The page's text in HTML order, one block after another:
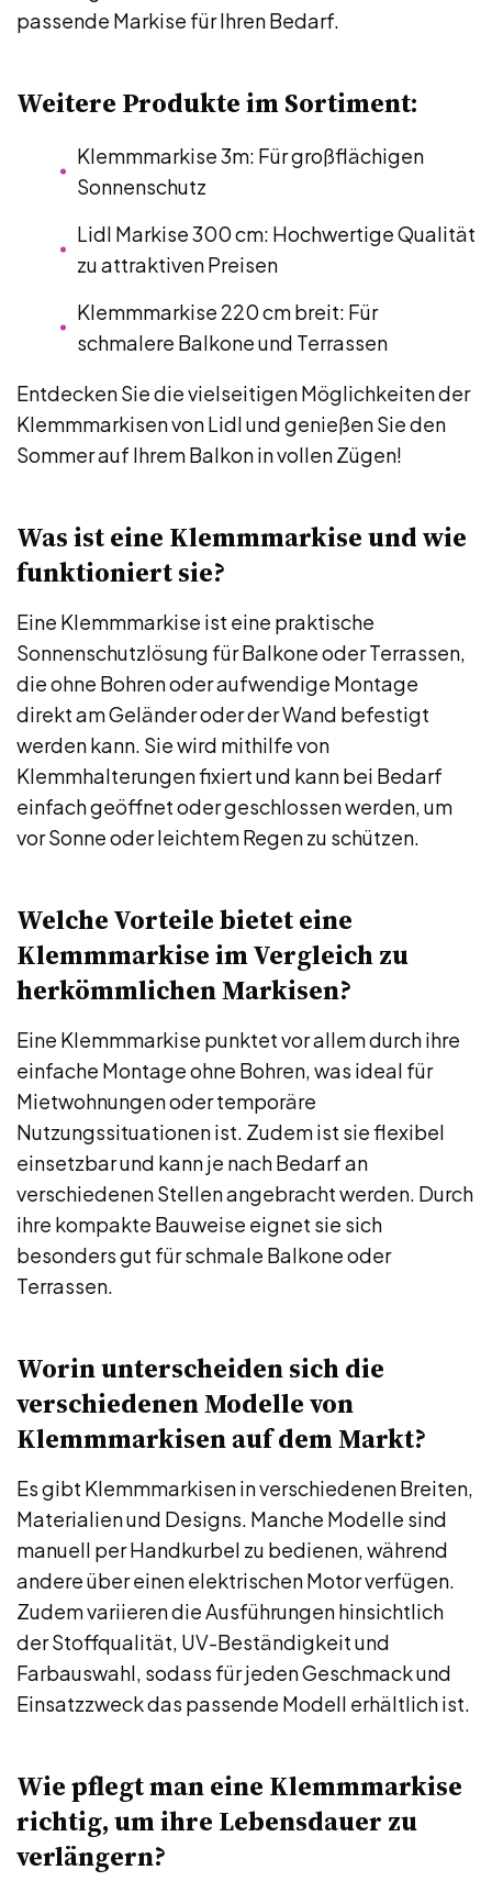
passende Markise für Ihren Bedarf.
Weitere Produkte im Sortiment:
Klemmmarkise 3m: Für großflächigen
Sonnenschutz
Lidl Markise 300 cm: Hochwertige Qualität
zu attraktiven Preisen
Klemmmarkise 220 cm breit: Für
schmalere Balkone und Terrassen
Entdecken Sie die vielseitigen Möglichkeiten der
Klemmmarkisen von Lidl und genießen Sie den
Sommer auf Ihrem Balkon in vollen Zügen!
Was ist eine Klemmmarkise und wie
funktioniert sie?
Eine Klemmmarkise ist eine praktische
Sonnenschutzlösung für Balkone oder Terrassen,
die ohne Bohren oder aufwendige Montage
direkt am Geländer oder der Wand befestigt
werden kann. Sie wird mithilfe von
Klemmhalterungen fixiert und kann bei Bedarf
einfach geöffnet oder geschlossen werden, um
vor Sonne oder leichtem Regen zu schützen.
Welche Vorteile bietet eine
Klemmmarkise im Vergleich zu
herkömmlichen Markisen?
Eine Klemmmarkise punktet vor allem durch ihre
einfache Montage ohne Bohren, was ideal für
Mietwohnungen oder temporäre
Nutzungssituationen ist. Zudem ist sie flexibel
einsetzbar und kann je nach Bedarf an
verschiedenen Stellen angebracht werden. Durch
ihre kompakte Bauweise eignet sie sich
besonders gut für schmale Balkone oder
Terrassen.
Worin unterscheiden sich die
verschiedenen Modelle von
Klemmmarkisen auf dem Markt?
Es gibt Klemmmarkisen in verschiedenen Breiten,
Materialien und Designs. Manche Modelle sind
manuell per Handkurbel zu bedienen, während
andere über einen elektrischen Motor verfügen.
Zudem variieren die Ausführungen hinsichtlich
der Stoffqualität, UV-Beständigkeit und
Farbauswahl, sodass für jeden Geschmack und
Einsatzzweck das passende Modell erhältlich ist.
Wie pflegt man eine Klemmmarkise
richtig, um ihre Lebensdauer zu
verlängern?